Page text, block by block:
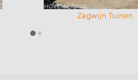
Zagwijn Tuinen